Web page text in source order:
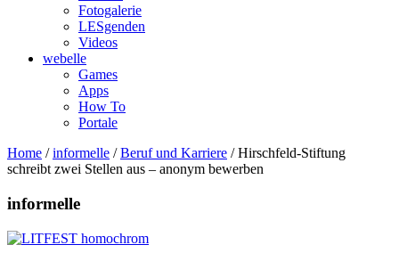
Fotogalerie
LESgenden
Videos
webelle
Games
Apps
How To
Portale
Home /informelle /Beruf und Karriere /Hirschfeld-Stiftung
schreibt zwei Stellen aus – anonym bewerben
informelle